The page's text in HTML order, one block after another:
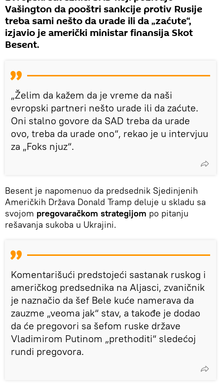
Vašington da pooštri sankcije protiv Rusije
treba sami nešto da urade ili da „zaćute“,
izjavio je američki ministar finansija Skot
Besent.
„Želim da kažem da je vreme da naši
evropski partneri nešto urade ili da zaćute.
Oni stalno govore da SAD treba da urade
ovo, treba da urade ono“, rekao je u intervjuu
za „Foks njuz“.
Besent je napomenuo da predsednik Sjedinjenih
Američkih Država Donald Tramp deluje u skladu sa
svojom pregovaračkom strategijom po pitanju
rešavanja sukoba u Ukrajini.
Komentarišući predstojeći sastanak ruskog i
američkog predsednika na Aljasci, zvaničnik
je naznačio da šef Bele kuće namerava da
zauzme „veoma jak“ stav, a takođe je dodao
da će pregovori sa šefom ruske države
Vladimirom Putinom „prethoditi“ sledećoj
rundi pregovora.